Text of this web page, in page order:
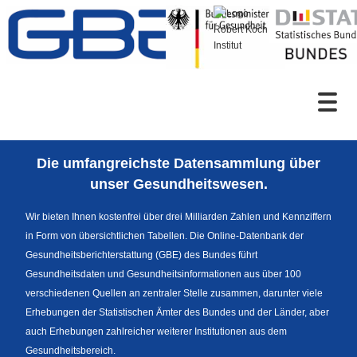
Zum Inhalt
Sprachumschaltung
Die umfangreichste Datensammlung über
unser Gesundheitswesen.
Wir bieten Ihnen kostenfrei über drei Milliarden Zahlen und Kennziffern
in Form von übersichtlichen Tabellen. Die Online-Datenbank der
Gesundheitsberichterstattung (GBE) des Bundes führt
Gesundheitsdaten und Gesundheitsinformationen aus über 100
verschiedenen Quellen an zentraler Stelle zusammen, darunter viele
Erhebungen der Statistischen Ämter des Bundes und der Länder, aber
auch Erhebungen zahlreicher weiterer Institutionen aus dem
Gesundheitsbereich.